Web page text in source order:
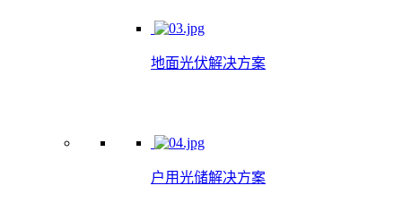
地面光伏解决方案
户用光储解决方案